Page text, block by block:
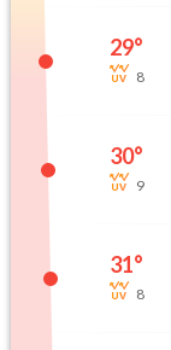
29°
8
30°
9
31°
8